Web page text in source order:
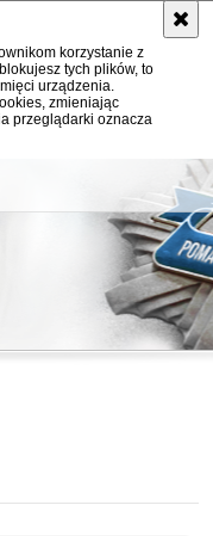
korzystanie z
tych plików, to
urządzenia.
zmieniając
przeglądarki oznacza